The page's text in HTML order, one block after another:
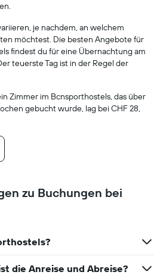
je nachdem, an welchem
möchtest. Die besten Angebote für
findest du für eine Übernachtung am
teuerste Tag ist in der Regel der
Zimmer im Bcnsporthostels, das über
gebucht wurde, lag bei CHF 28,
zu Buchungen bei
die Anreise und Abreise?